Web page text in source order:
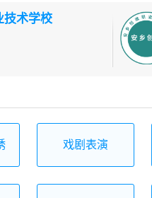
技术学校
戏剧表演